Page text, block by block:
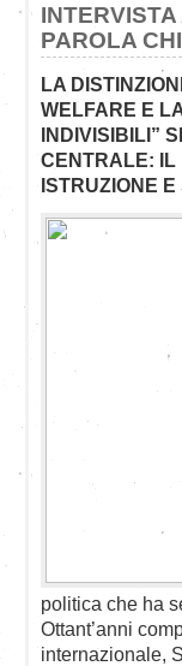
INTERVISTA
PAROLA
LA
WELFARE E
INDIVISIBILI”
CENTRALE: IL
ISTRUZIONE
politica che ha
Ottant’anni
internazionale,